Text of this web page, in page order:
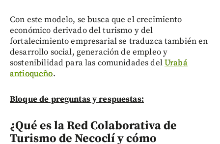
Con este modelo, se busca que el crecimiento
económico derivado del turismo y del
fortalecimiento empresarial se traduzca también en
desarrollo social, generación de empleo y
sostenibilidad para las comunidades delUrabá
antioqueño.
Bloque de preguntas y respuestas:
¿Qué es la Red Colaborativa de
Turismo de Necoclí y cómo